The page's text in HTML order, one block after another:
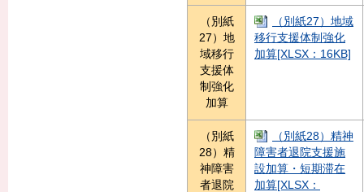
（別紙
27）地
域移行
支援体
制強化
加算
（別紙27）地域
移行支援体制強化
加算[XLSX：16KB]
（別紙
28）精
神障害
者退院
（別紙28）精神
障害者退院支援施
設加算・短期滞在
加算[XLSX：